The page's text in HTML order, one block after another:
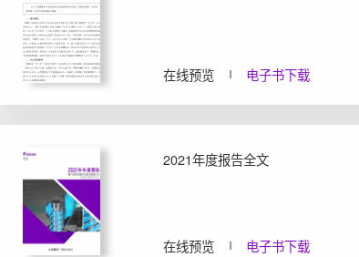
在线预览 电子书下载
2021年度报告全文
在线预览 电子书下载